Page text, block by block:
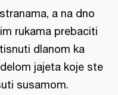
a na dno
rukama prebaciti
dlanom ka
jajeta koje ste
susamom.